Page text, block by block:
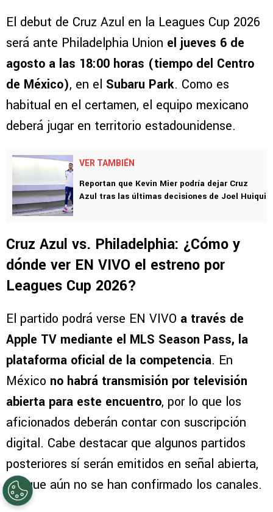
El debut de Cruz Azul en la Leagues Cup 2026
será ante Philadelphia Union el jueves 6 de
agosto a las 18:00 horas (tiempo del Centro
de México), en el Subaru Park. Como es
habitual en el certamen, el equipo mexicano
deberá jugar en territorio estadounidense.
VER TAMBIÉN
Reportan que Kevin Mier podría dejar Cruz
Azul tras las últimas decisiones de Joel Huiqui
Cruz Azul vs. Philadelphia: ¿Cómo y
dónde ver EN VIVO el estreno por
Leagues Cup 2026?
El partido podrá verse EN VIVO a través de
Apple TV mediante el MLS Season Pass, la
plataforma oficial de la competencia. En
México no habrá transmisión por televisión
abierta para este encuentro, por lo que los
aficionados deberán contar con suscripción
digital. Cabe destacar que algunos partidos
posteriores sí serán emitidos en señal abierta,
aunque aún no se han confirmado los canales.